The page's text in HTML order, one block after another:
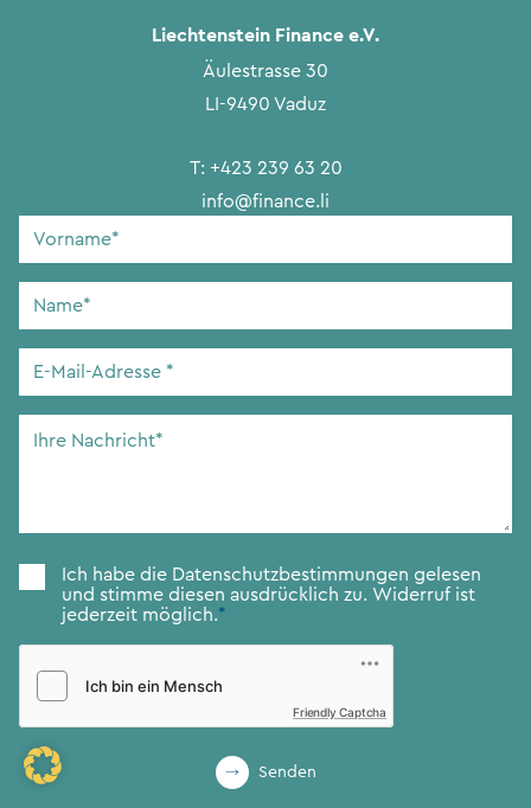
Liechtenstein Finance e.V.
Äulestrasse 30
LI-9490 Vaduz
T: +423 239 63 20
info@finance.li
Vorname
Name
E-
Adresse*
Zustimmung*
Ich habe die Datenschutzbestimmungen gelesen
und stimme diesen ausdrücklich zu. Widerruf ist
jederzeit möglich.*
Friendly Captcha
Senden